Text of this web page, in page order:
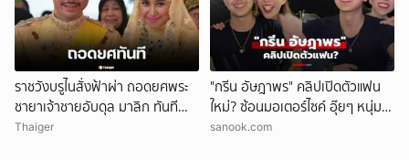
ราชวังบรูไนสั่งฟ้าผ่า ถอดยศพระ
ชายาเจ้าชายอับดุล มาลิก ทันที
อ้างพฤติกรรมกระทบพระเกียรติ
Thaiger
"กรีน อัษฎาพร" คลิปเปิดตัวแฟน
ใหม่? ซ้อนมอเตอร์ไซค์ อุ๊ยๆ หนุ่ม
หน้าคุ้นๆ
sanook.com